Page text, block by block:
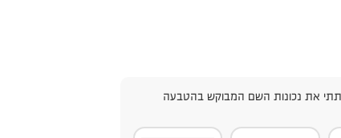
את נכונות השם המבוקש בהטבעה